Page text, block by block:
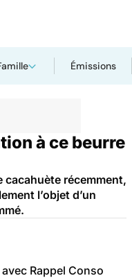
Émissions
à ce beurre
cacahuète récemment,
l’objet d’un
Rappel Conso